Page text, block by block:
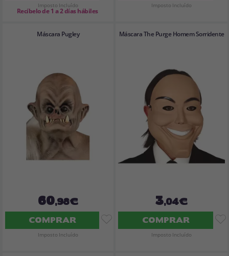
Imposto Incluído
Recíbelo de 1 a 2 días hábiles
Imposto Incluído
Máscara Pugley
60,98€
COMPRAR
Imposto Incluído
Máscara The Purge Homem Sorridente
3,04€
COMPRAR
Imposto Incluído